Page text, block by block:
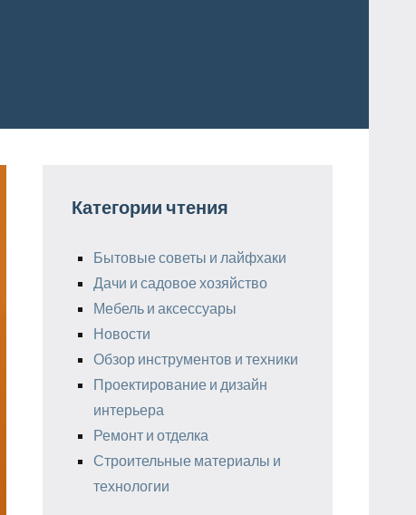
Категории чтения
Бытовые советы и лайфхаки
Дачи и садовое хозяйство
Мебель и аксессуары
Новости
Обзор инструментов и техники
Проектирование и дизайн
интерьера
Ремонт и отделка
Строительные материалы и
технологии